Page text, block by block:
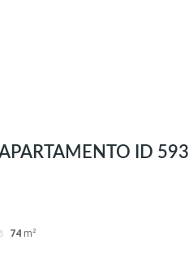
ID 593
74 m²